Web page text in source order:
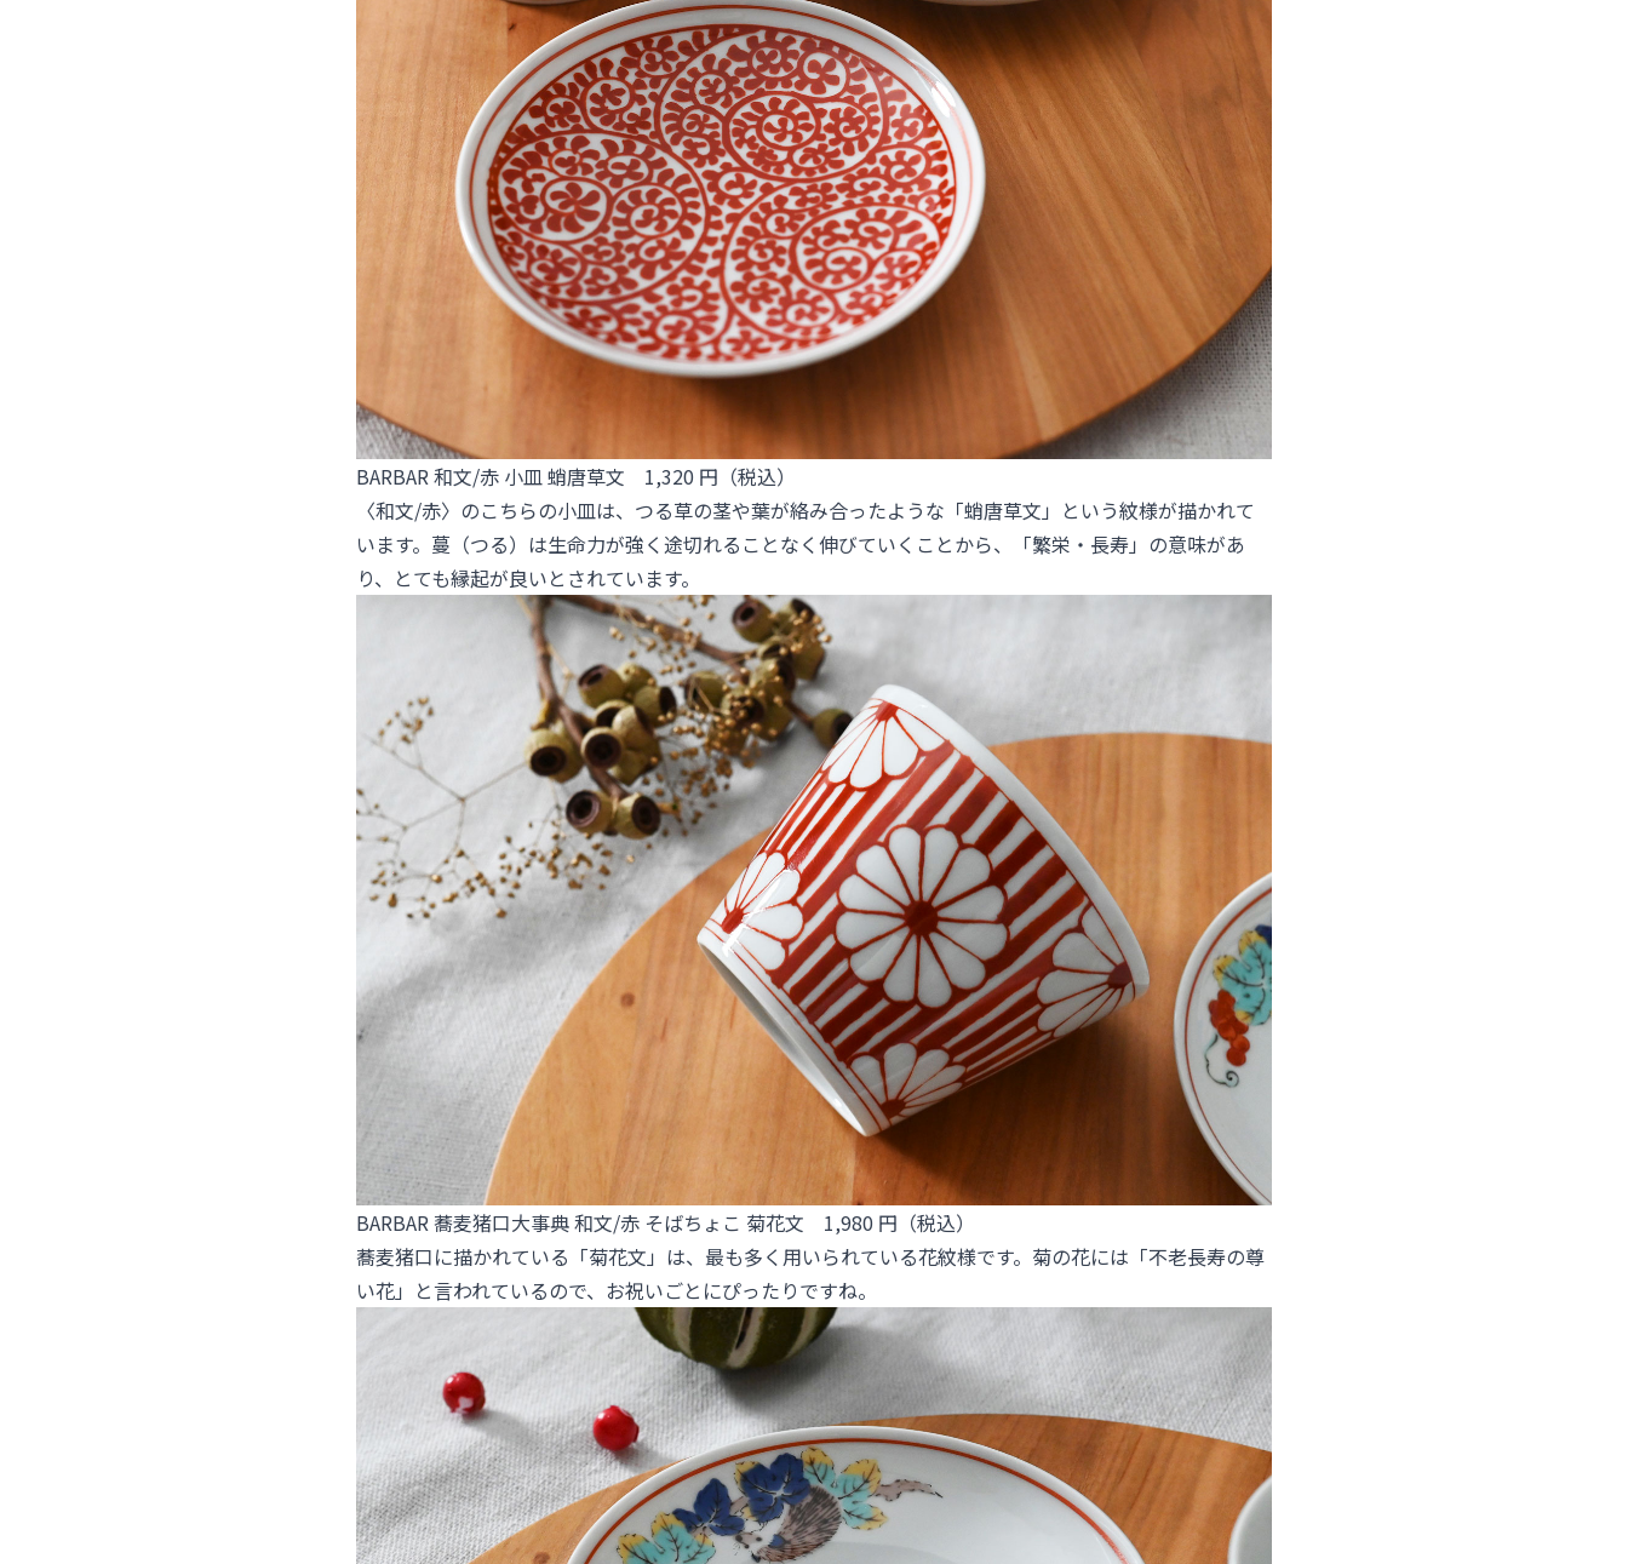
BARBAR 和文/赤 小皿 蛸唐草文 1,320 円（税込）
〈和文/赤〉のこちらの小皿は、つる草の茎や葉が絡み合ったような「蛸唐草文」という紋様が描かれて
います。蔓（つる）は生命力が強く途切れることなく伸びていくことから、「繁栄・長寿」の意味があ
り、とても縁起が良いとされています。
BARBAR 蕎麦猪口大事典 和文/赤 そばちょこ 菊花文 1,980 円（税込）
蕎麦猪口に描かれている「菊花文」は、最も多く用いられている花紋様です。菊の花には「不老長寿の尊
い花」と言われているので、お祝いごとにぴったりですね。